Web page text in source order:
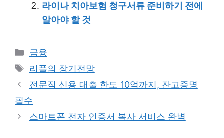
라이나 치아보험 청구서류 준비하기 전에
알아야 할 것
Categories
금융
Tags
리플의 장기전망
전문직 신용 대출 한도 10억까지, 잔고증명
필수
스마트폰 전자 인증서 복사 서비스 완벽